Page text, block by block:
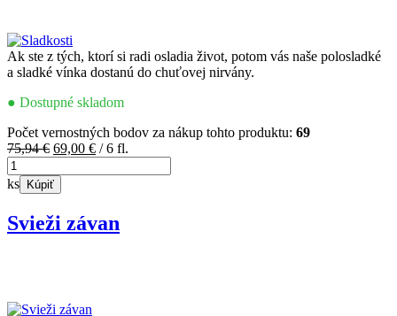
Ak ste z tých, ktorí si radi osladia život, potom vás naše polosladké
a sladké vínka dostanú do chuťovej nirvány.
● Dostupné skladom
Počet vernostných bodov za nákup tohto produktu: 69
75,94€ Pôvodná
bola:
75,94 €.
69,00 €Aktuálna
je:
/ 6 fl.
množstvo
Sladkosti
ks Kúpiť
Svieži závan